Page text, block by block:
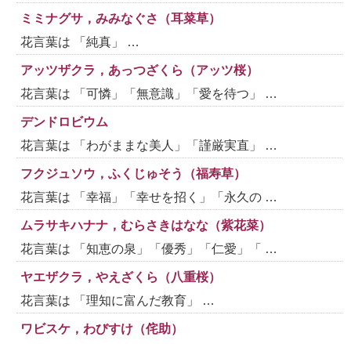
ミミナグサ，みみなぐさ（耳菜草）
花言葉は 「純真」 …
アッツザクラ，あっつざくら（アッツ桜）
花言葉は 「可憐」「無意識」「愛を待つ」 …
デンドロビウム
花言葉は 「わがままな美人」「謹厳実直」 …
フクジュソウ，ふくじゅそう（福寿草）
花言葉は 「幸福」「幸せを招く」「永久の …
ムラサキハナナ，むらさきはなな（紫花菜）
花言葉は 「知恵の泉」「優秀」「仁愛」「 …
ヤエザクラ，やえざくら（八重桜）
花言葉は 「理知に富んだ教育」 …
ワビスケ，わびすけ（侘助）